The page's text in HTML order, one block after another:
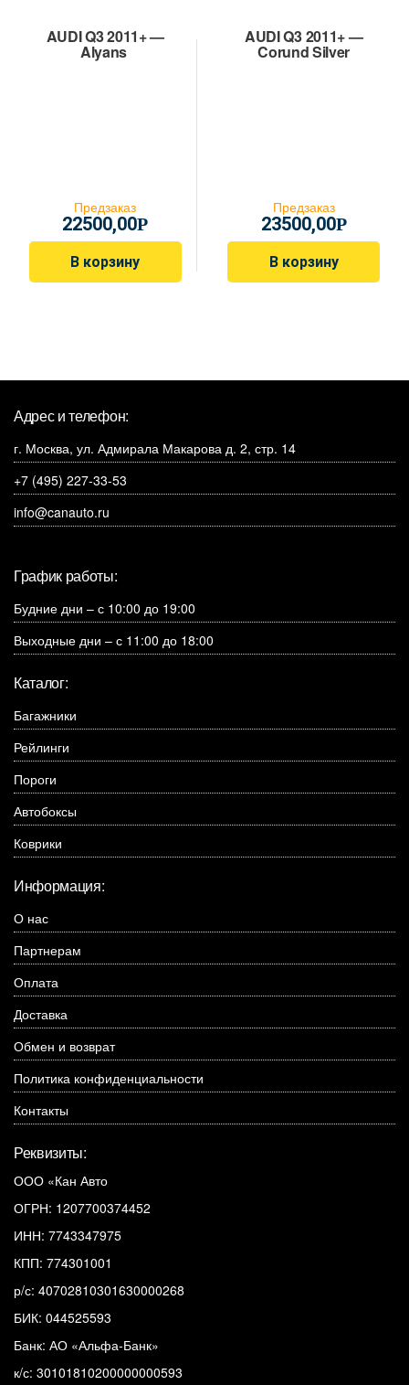
AUDI Q3 2011+ —
Alyans
Предзаказ
22500,00Р
В корзину
AUDI Q3 2011+ —
Corund Silver
Предзаказ
23500,00Р
В корзину
Адрес и телефон:
г. Москва, ул. Адмирала Макарова д. 2, стр. 14
+7 (495) 227-33-53
info@canauto.ru
График работы:
Будние дни – с 10:00 до 19:00
Выходные дни – с 11:00 до 18:00
Каталог:
Багажники
Рейлинги
Пороги
Автобоксы
Коврики
Информация:
О нас
Партнерам
Оплата
Доставка
Обмен и возврат
Политика конфиденциальности
Контакты
Реквизиты:
ООО «Кан Авто
ОГРН: 1207700374452
ИНН: 7743347975
КПП: 774301001
р/с: 40702810301630000268
БИК: 044525593
Банк: АО «Альфа-Банк»
к/с: 30101810200000000593